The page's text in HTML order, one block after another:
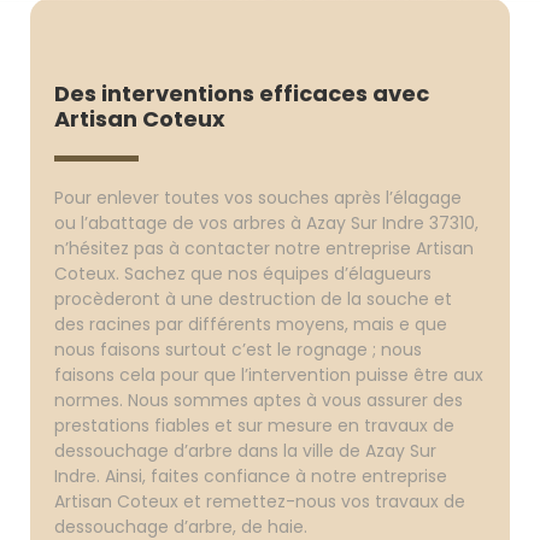
Des interventions efficaces avec
Artisan Coteux
Pour enlever toutes vos souches après l’élagage
ou l’abattage de vos arbres à Azay Sur Indre 37310,
n’hésitez pas à contacter notre entreprise Artisan
Coteux. Sachez que nos équipes d’élagueurs
procèderont à une destruction de la souche et
des racines par différents moyens, mais e que
nous faisons surtout c’est le rognage ; nous
faisons cela pour que l’intervention puisse être aux
normes. Nous sommes aptes à vous assurer des
prestations fiables et sur mesure en travaux de
dessouchage d’arbre dans la ville de Azay Sur
Indre. Ainsi, faites confiance à notre entreprise
Artisan Coteux et remettez-nous vos travaux de
dessouchage d’arbre, de haie.